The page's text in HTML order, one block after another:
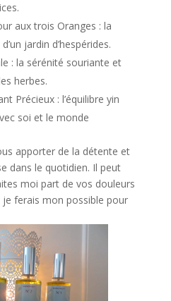
aux trois Oranges : la
jardin d’hespérides.
: la sérénité souriante et
herbes.
Précieux : l’équilibre yin
soi et le monde
apporter de la détente et
dans le quotidien. Il peut
moi part de vos douleurs
ferais mon possible pour